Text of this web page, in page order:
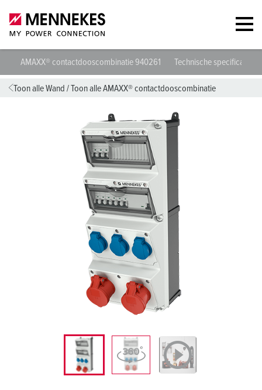
AMAXX® contactdooscombinatie 940261 Technische specificaties
Toon alle Wand /Toon alle AMAXX® contactdooscombinatie